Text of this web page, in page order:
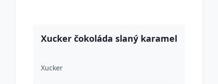
Xucker čokoláda slaný karamel
Xucker